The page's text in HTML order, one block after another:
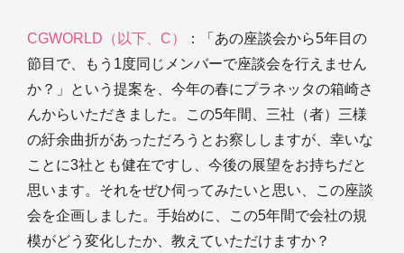
CGWORLD（以下、C）
：「あの座談会から5年目の
節目で、もう1度同じメンバーで座談会を行えません
か？」という提案を、今年の春にプラネッタの箱崎さ
んからいただきました。この5年間、三社（者）三様
の紆余曲折があっただろうとお察ししますが、幸いな
ことに3社とも健在ですし、今後の展望をお持ちだと
思います。それをぜひ伺ってみたいと思い、この座談
会を企画しました。手始めに、この5年間で会社の規
模がどう変化したか、教えていただけますか？